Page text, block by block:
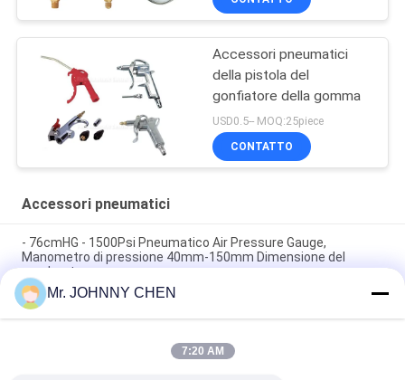
Accessori pneumatici
della pistola del
gonfiatore della gomma
USD0.5-- MOQ:25piece
CONTATTO
Accessori pneumatici
- 76cmHG - 1500Psi Pneumatico Air Pressure Gauge,
Manometro di pressione 40mm-150mm Dimensione del
quadrante
Valvola di sicurezza in ottone RSV di tipo a molla aperta
1.35Mpa 1/8" - 2" PT per compressore d'aria
Pistola pneumatica dello spolveratore dell'aria e pistola 1/4"
Mr. JOHNNY CHEN
7:20 AM